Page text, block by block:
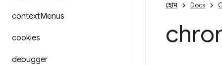
contextMenus
cookies
debugger
হোম Docs